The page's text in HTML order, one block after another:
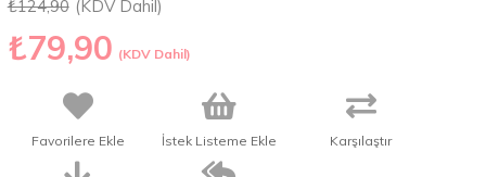
₺124,90 (KDV Dahil)
₺79,90 (KDV Dahil)
Favorilere Ekle İstek Listeme Ekle Karşılaştır